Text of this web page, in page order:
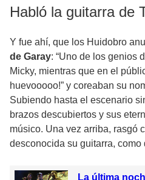
Habló la guitarra de
Y fue ahí, que los Huidobro
de Garay: “Uno de los genios
Micky, mientras que en el
huevooooo!” y coreaban su
Subiendo hasta el escenario
brazos descubiertos y sus
músico. Una vez arriba, rasgó
desconocida su guitarra,
La última